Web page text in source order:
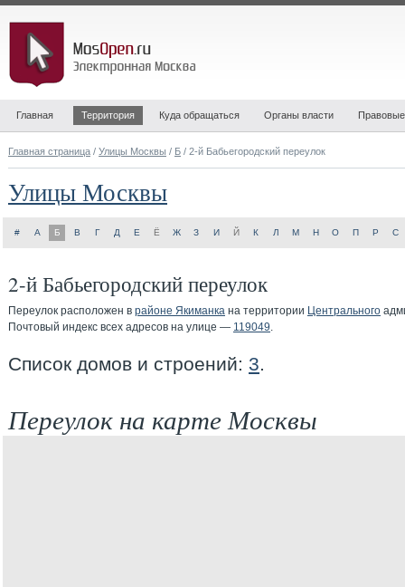
Главная Территория Куда обращаться Органы власти
Главная страница / Улицы Москвы / Б / 2-й Бабьегородский переулок
Улицы Москвы
# А Б В Г Д Е Ё Ж З И Й К Л М Н О П Р С
2-й Бабьегородский переулок
Переулок расположен в районе Якиманка на территории Центрального
Почтовый индекс всех адресов на улице — 119049.
Список домов и строений: 3.
Переулок на карте Москвы